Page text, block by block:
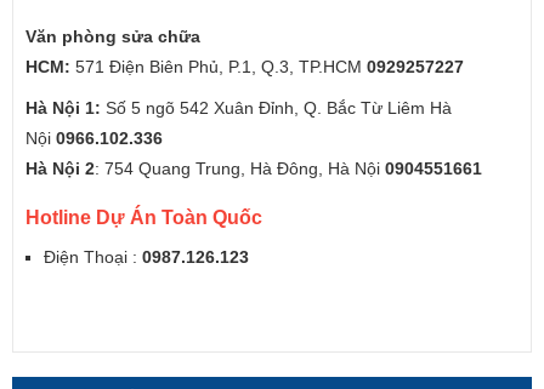
Văn phòng sửa chữa
HCM: 571 Điện Biên Phủ, P.1, Q.3, TP.HCM 0929257227
Hà Nội 1: Số 5 ngõ 542 Xuân Đỉnh, Q. Bắc Từ Liêm Hà
Nội 0966.102.336
Hà Nội 2: 754 Quang Trung, Hà Đông, Hà Nội 0904551661
Hotline Dự Án Toàn Quốc
Điện Thoại : 0987.126.123